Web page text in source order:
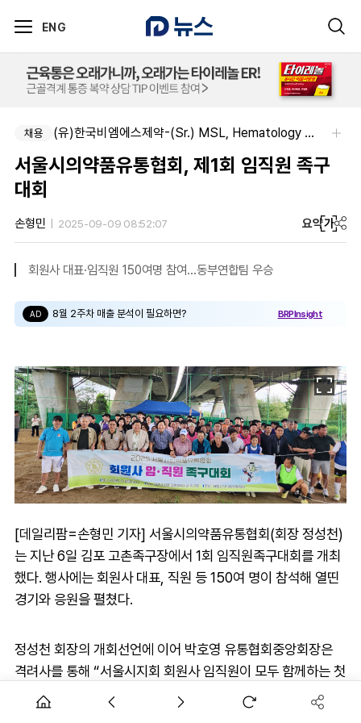
ENG
채용 (유)한국비엠에스제약-(Sr.) MSL, Hematology (Permanent)
서울시의약품유통협회, 제1회 임직원 족구
대회
손형민 2025-09-09 08:52:07 요약가
회원사 대표·임직원 150여명 참여…동부연합팀 우승
AD 8월 2주차 매출 분석이 필요하면? BRPInsight
[데일리팜=손형민 기자] 서울시의약품유통협회(회장 정성천)
는 지난 6일 김포 고촌족구장에서 1회 임직원족구대회를 개최
했다. 행사에는 회원사 대표, 직원 등 150여 명이 참석해 열띤
경기와 응원을 펼쳤다.
정성천 회장의 개회선언에 이어 박호영 유통협회중앙회장은
격려사를 통해 “서울시지회 회원사 임직원이 모두 함께하는 첫
체육행사를 축하드리며, 오늘 참석하신 모든 분들이 업무에서
벗어나, 모처럼 오늘 하루 즐거운 시간을 보낼 수 있기를 바란